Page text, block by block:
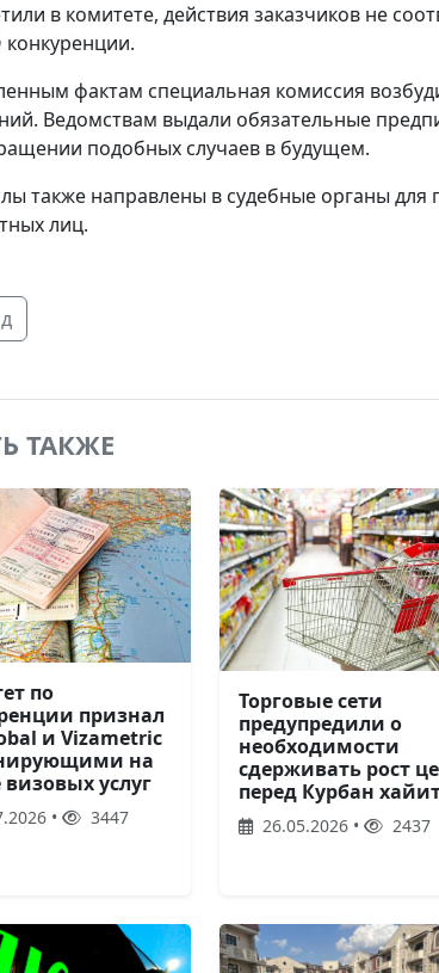
в комитете, действия заказчиков не
конкуренции.
фактам специальная комиссия
Ведомствам выдали обязательные
подобных случаев в будущем.
также направлены в судебные органы
лиц.
ТАКЖЕ
по
признал
и Vizametric
на
услуг
• 3447
Торговые сети
предупредили о
необходимости
сдерживать рост
перед Курбан
26.05.2026 • 2437